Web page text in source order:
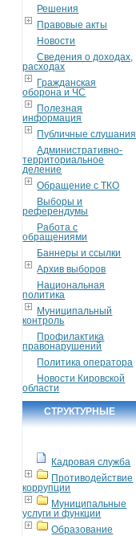
Решения
Правовые акты
Новости
Сведения о доходах,
расходах
Гражданская
оборона и ЧС
Полезная
информация
Публичные слушания
Административно-
территориальное
деление
Обращение с ТКО
Выборы и
референдумы
Работа с
обращениями
Баннеры и ссылки
Архив выборов
Национальная
политика
Муниципальный
контроль
Профилактика
правонарушений
Политика оператора
Новости Кировской
области
СТРУКТУРНЫЕ
Кадровая служба
Противодействие
коррупции
Муниципальные
услуги и функции
Образование